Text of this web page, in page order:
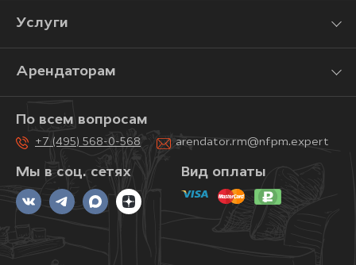
Услуги
Арендаторам
Мы в соц. сетях
По всем вопросам
+7 (495) 568-0-568 arendator.rm@nfpm.expert
Вид оплаты